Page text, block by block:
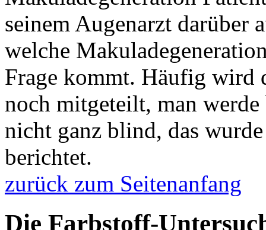
seinem Augenarzt darüber
welche
Frage kommt. Häufig wird
noch mitgeteilt, man
nicht ganz blind, das
berichtet.
zurück zum Seitenanfang
Die Farbstoff-